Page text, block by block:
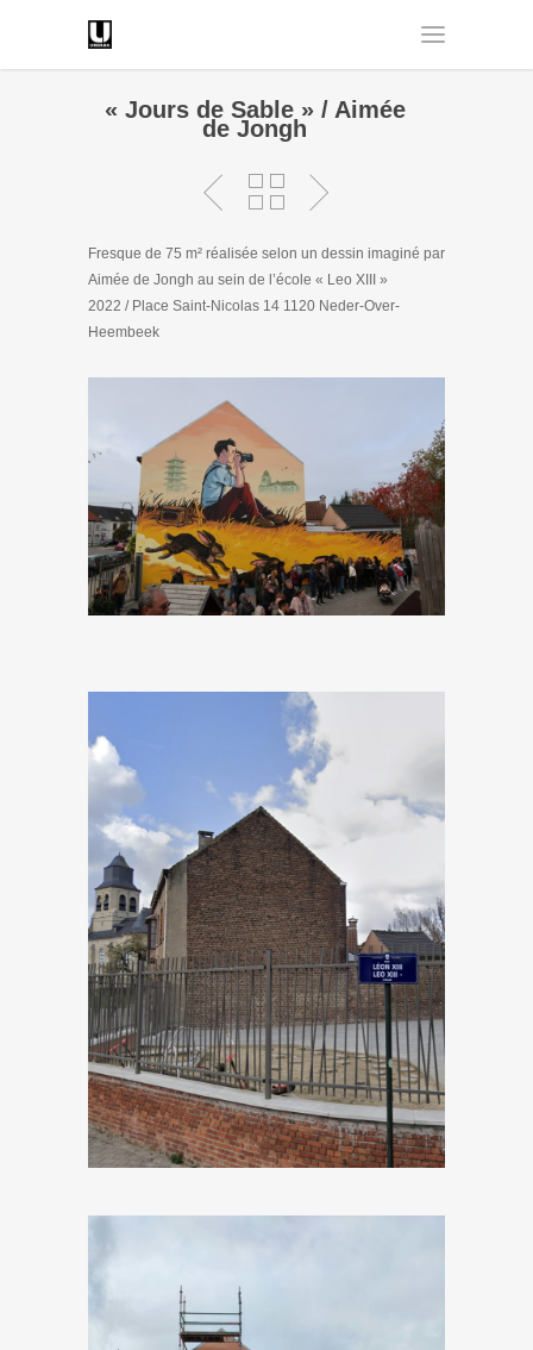
« Jours de Sable » / Aimée
de Jongh
Fresque de 75 m² réalisée selon un dessin imaginé par
Aimée de Jongh au sein de l’école « Leo XIII »
2022 / Place Saint-Nicolas 14 1120 Neder-Over-
Heembeek